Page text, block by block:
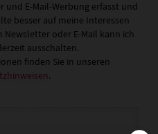
E-Mail-Werbung erfasst und
besser auf meine Interessen
oder E-Mail kann ich
ausschalten.
finden Sie in unseren
.